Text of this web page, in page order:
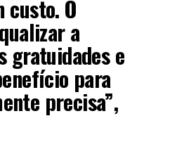
custo. O
a
gratuidades e
para
precisa”,